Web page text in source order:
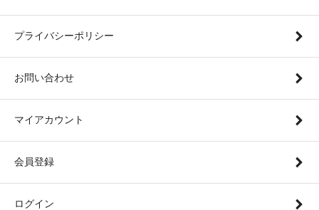
プライバシーポリシー
お問い合わせ
マイアカウント
会員登録
ログイン